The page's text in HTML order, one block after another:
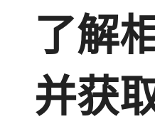
了解
并获